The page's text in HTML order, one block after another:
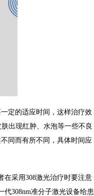
定的适应时间，这样治疗效
出现红肿、水泡等一些不良
同而有所不同，具体时间应
采用308激光治疗时要注意
308nm准分子激光设备给患